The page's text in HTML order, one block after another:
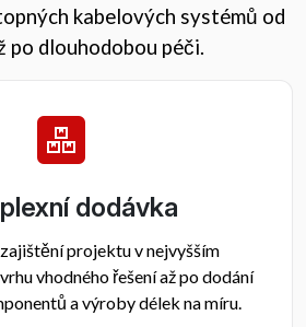
kabelových systémů od
po dlouhodobou péči.
dodávka
projektu v nejvyšším
vhodného řešení až po dodání
a výroby délek na míru.